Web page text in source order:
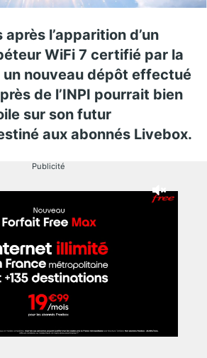
l’apparition d’un
WiFi 7 certifié par la
un nouveau dépôt effectué
de l’INPI pourrait bien
sur son futur
aux abonnés Livebox.
Publicité